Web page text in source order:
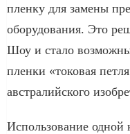
пленку для замены
оборудования. Это
Шоу и стало
пленки «токовая
австралийского
Использование